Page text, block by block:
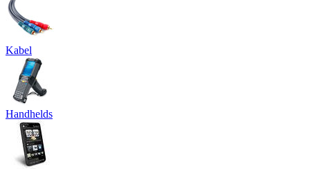
Kabel
Handhelds